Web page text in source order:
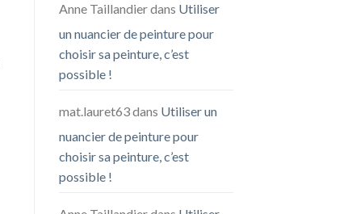
Anne Taillandierdans Utiliser
un nuancier de peinture pour
choisir sa peinture, c’est
possible !
mat.lauret63dans Utiliser un
nuancier de peinture pour
choisir sa peinture, c’est
possible !